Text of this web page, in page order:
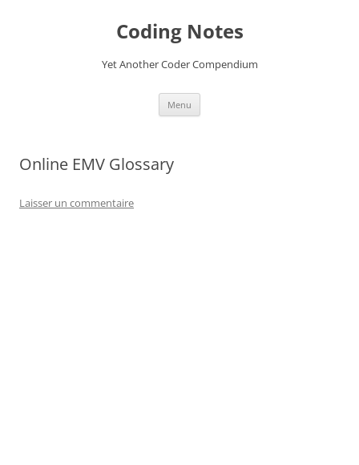
Coding Notes
Yet Another Coder Compendium
Menu
Online EMV Glossary
Laisser un commentaire